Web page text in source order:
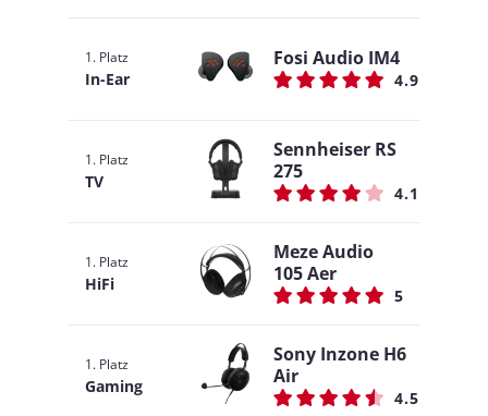
1. Platz
In-Ear
Fosi Audio IM4
4.9
1. Platz
TV
Sennheiser RS
275
4.1
1. Platz
HiFi
Meze Audio
105 Aer
5
1. Platz
Gaming
Sony Inzone H6
Air
4.5